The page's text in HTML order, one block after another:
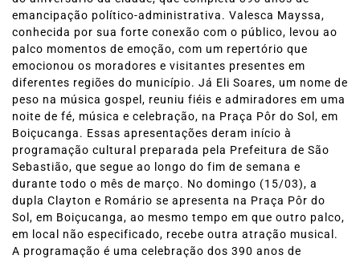
emancipação político-administrativa. Valesca Mayssa,
conhecida por sua forte conexão com o público, levou ao
palco momentos de emoção, com um repertório que
emocionou os moradores e visitantes presentes em
diferentes regiões do município. Já Eli Soares, um nome de
peso na música gospel, reuniu fiéis e admiradores em uma
noite de fé, música e celebração, na Praça Pôr do Sol, em
Boiçucanga. Essas apresentações deram início à
programação cultural preparada pela Prefeitura de São
Sebastião, que segue ao longo do fim de semana e
durante todo o mês de março. No domingo (15/03), a
dupla Clayton e Romário se apresenta na Praça Pôr do
Sol, em Boiçucanga, ao mesmo tempo em que outro palco,
em local não especificado, recebe outra atração musical.
A programação é uma celebração dos 390 anos de